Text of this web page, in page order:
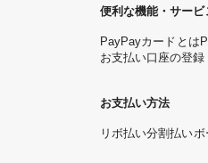
便利な機能・サービ
PayPayカードとは
お支払い口座の登録
お支払い方法
リボ払い分割払いボ